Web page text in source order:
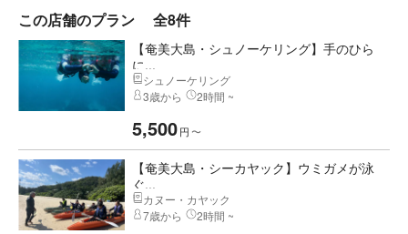
この店舗のプラン 全8件
【奄美大島・シュノーケリング】手のひら
に...
シュノーケリング
3歳から
2時間 ~
5,500円 〜
【奄美大島・シーカヤック】ウミガメが泳
ぐ...
カヌー・カヤック
7歳から
2時間 ~